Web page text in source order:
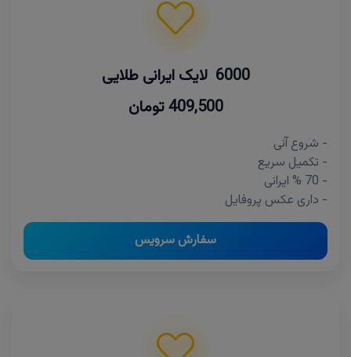
6000 لایک ایرانی طلایی
409,500 تومان
- شروع آنی
- تکمیل سریع
- 70 % ایرانی
- داری عکس پروفایل
سفارش سرویس